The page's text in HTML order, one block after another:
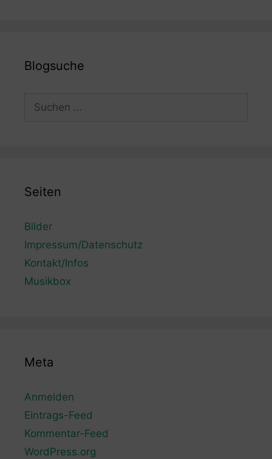
Blogsuche
Seiten
Bilder
Impressum/Datenschutz
Kontakt/Infos
Musikbox
Meta
Anmelden
Eintrags-Feed
Kommentar-Feed
WordPress.org